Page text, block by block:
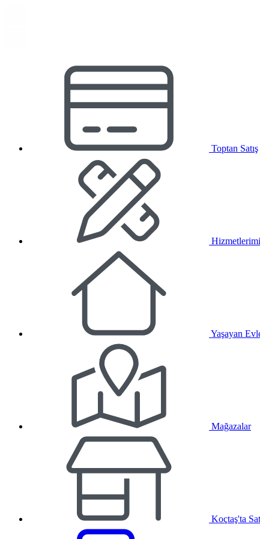
Toptan Satış
Yaşayan
Mağazalar
Koçtaş'ta